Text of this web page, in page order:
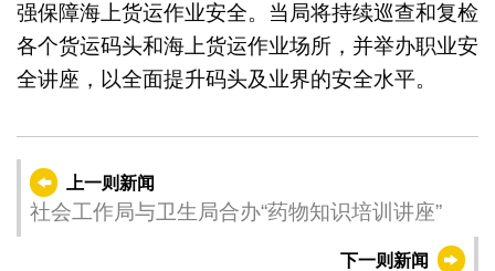
强保障海上货运作业安全。当局将持续巡查和复检
各个货运码头和海上货运作业场所，并举办职业安
全讲座，以全面提升码头及业界的安全水平。
上一则新闻
社会工作局与卫生局合办“药物知识培训讲座”
下一则新闻